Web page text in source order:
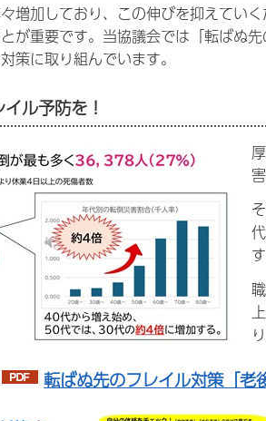
増加しており、この伸びを抑えてい
が重要です。当協議会では「転ばぬ
策に取り組んでいます。
ル予防を！
す
転ばぬ先のフレイル対策「老